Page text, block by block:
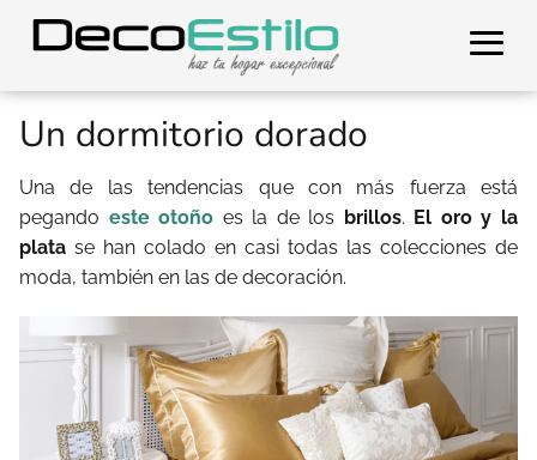
Un dormitorio dorado
Una de las tendencias que con más fuerza está
pegando este otoño es la de los brillos. El oro y la
plata se han colado en casi todas las colecciones de
moda, también en las de decoración.